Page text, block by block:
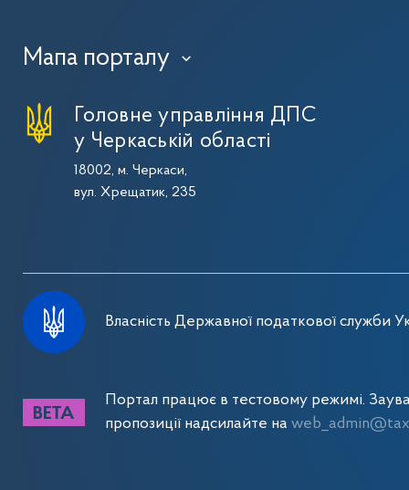
Мапа порталу ›
Головне управління ДПС
у Черкаській області
18002, м. Черкаси,
вул. Хрещатик, 235
Власність Державної податкової служби
Портал працює в тестовому режимі.
пропозиції надсилайте на